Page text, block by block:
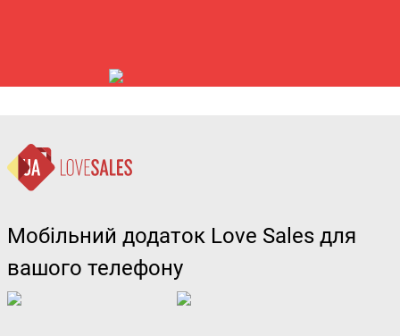
Мобільний додаток Love Sales для
вашого телефону